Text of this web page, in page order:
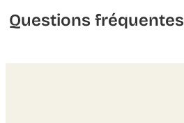
Questions fréquentes